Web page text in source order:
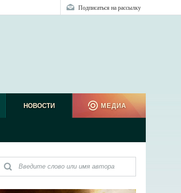
Подписаться на рассылку
НОВОСТИ МЕДИА